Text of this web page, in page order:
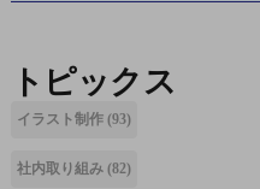
トピックス
イラスト制作 (93)
社内取り組み (82)